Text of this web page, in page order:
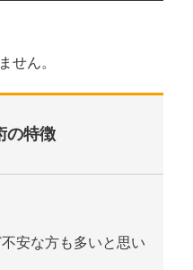
せん。
の特徴
安な方も多いと思い